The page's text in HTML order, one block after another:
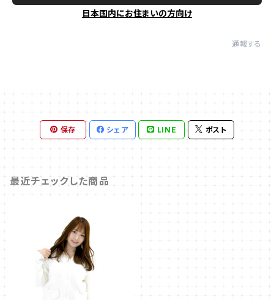
日本国内にお住まいの方向け
通報する
保存 シェア LINE ポスト
最近チェックした商品